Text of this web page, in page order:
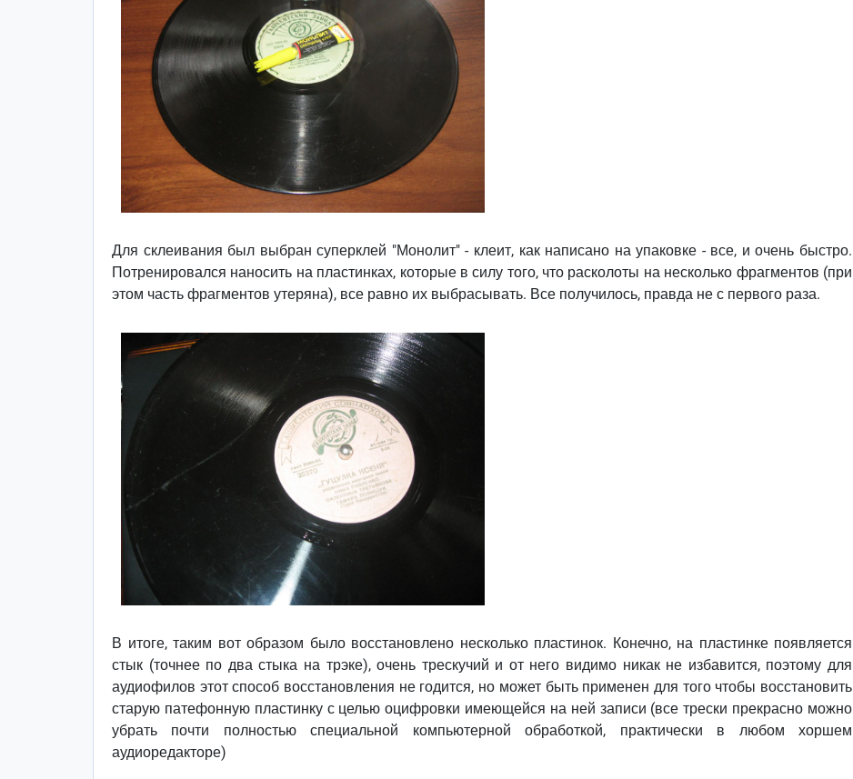
Для склеивания был выбран суперклей "Монолит" - клеит, как написано на упаковке - все, и очень быстро.
Потренировался наносить на пластинках, которые в силу того, что расколоты на несколько фрагментов (при
этом часть фрагментов утеряна), все равно их выбрасывать. Все получилось, правда не с первого раза.
В итоге, таким вот образом было восстановлено несколько пластинок. Конечно, на пластинке появляется
стык (точнее по два стыка на трэке), очень трескучий и от него видимо никак не избавится, поэтому для
аудиофилов этот способ восстановления не годится, но может быть применен для того чтобы восстановить
старую патефонную пластинку с целью оцифровки имеющейся на ней записи (все трески прекрасно можно
убрать почти полностью специальной компьютерной обработкой, практически в любом хоршем
аудиоредакторе)